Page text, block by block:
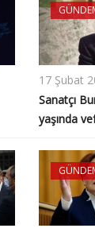
17 Şubat
Sanatçı
yaşında